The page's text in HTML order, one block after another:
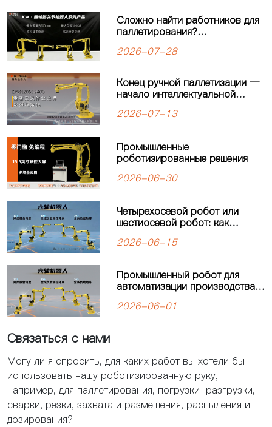
Сложно найти работников для
паллетирования?
паллетайзер KEWEI
работу производственной
линии
2026-07-28
Конец ручной паллетизации —
начало интеллектуальной
робот-паллетайзер
новую главу в автоматизации
паллетизации
2026-07-13
Промышленные
роботизированные решения
2026-06-30
Четырехосевой робот или
шестиосевой робот: как
для автоматизации
2026-06-15
Промышленный робот для
автоматизации производства:
предприятий
2026-06-01
Связаться с нами
Могу ли я спросить, для каких работ вы хотели бы
использовать нашу роботизированную руку,
например, для паллетирования, погрузки-разгрузки,
сварки, резки, захвата и размещения, распыления и
дозирования?